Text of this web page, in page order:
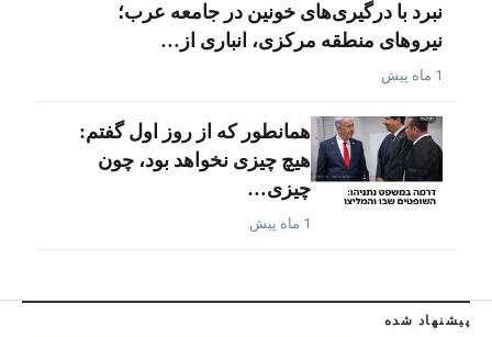
نبرد با درگیری‌های خونین در جامعه عرب؛
نیروهای منطقه مرکزی، انباری از…
1 ماه پیش
همانطور که از روز اول گفتم:
هیچ چیزی نخواهد بود، چون
چیزی…
1 ماه پیش
پیشنهاد شده